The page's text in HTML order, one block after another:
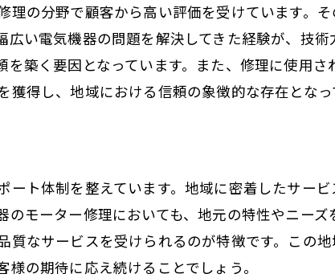
電気機器の悩みは荻原電機にお任せ！長野県での
相談しやすい環境作り
お客様の声を大切にする姿勢
長野県での電気機器相談の窓口
経験豊富なエンジニアが支える荻原電機の電気機
経験豊富なスタッフの紹介
理の分野で顧客から高い評価を受けています。
広い電気機器の問題を解決してきた経験が、技
築く要因となっています。また、修理に使用
得し、地域における信頼の象徴的な存在となっ
ート体制を整えています。地域に密着したサー
モーター修理においても、地元の特性やニー
質なサービスを受けられるのが特徴です。この
の期待に応え続けることでしょう。